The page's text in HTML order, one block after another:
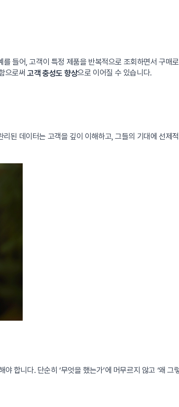
들어, 고객이 특정 제품을 반복적으로 조회하면서 구매
으로써 고객 충성도 향상으로 이어질 수 있습니다.
된 데이터는 고객을 깊이 이해하고, 그들의 기대에 선제
합니다. 단순히 ‘무엇을 했는가’에 머무르지 않고 ‘왜 그